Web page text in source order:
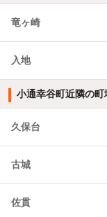
竜ヶ崎
入地
小通幸谷町近隣の町
久保台
古城
佐貫